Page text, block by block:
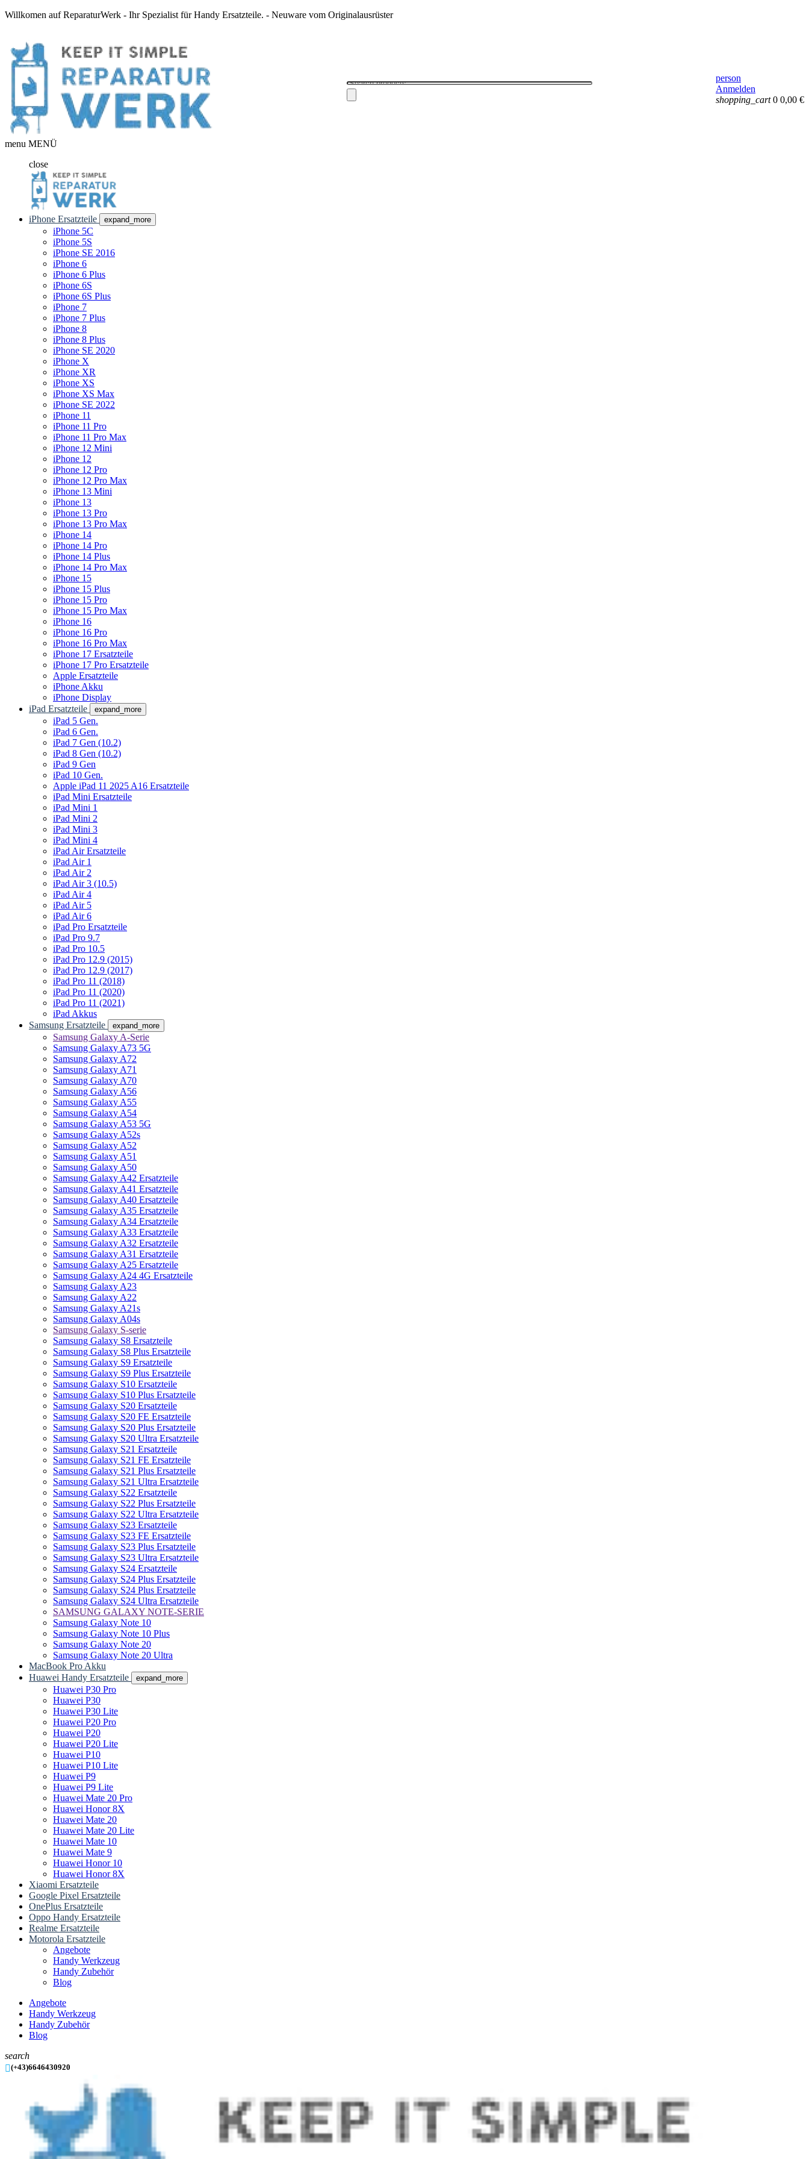
Willkomen auf ReparaturWerk - Ihr Spezialist für Handy Ersatzteile. - Neuware vom Originalausrüster
person
Anmelden
shopping_cart 0 0,00 €
menu MENÜ
close
iPhone Ersatzteile expand_more
iPhone 5C
iPhone 5S
iPhone SE 2016
iPhone 6
iPhone 6 Plus
iPhone 6S
iPhone 6S Plus
iPhone 7
iPhone 7 Plus
iPhone 8
iPhone 8 Plus
iPhone SE 2020
iPhone X
iPhone XR
iPhone XS
iPhone XS Max
iPhone SE 2022
iPhone 11
iPhone 11 Pro
iPhone 11 Pro Max
iPhone 12 Mini
iPhone 12
iPhone 12 Pro
iPhone 12 Pro Max
iPhone 13 Mini
iPhone 13
iPhone 13 Pro
iPhone 13 Pro Max
iPhone 14
iPhone 14 Pro
iPhone 14 Plus
iPhone 14 Pro Max
iPhone 15
iPhone 15 Plus
iPhone 15 Pro
iPhone 15 Pro Max
iPhone 16
iPhone 16 Pro
iPhone 16 Pro Max
iPhone 17 Ersatzteile
iPhone 17 Pro Ersatzteile
Apple Ersatzteile
iPhone Akku
iPhone Display
iPad Ersatzteile
expand_more
iPad 5 Gen.
iPad 6 Gen.
iPad 7 Gen (10.2)
iPad 8 Gen (10.2)
iPad 9 Gen
iPad 10 Gen.
Apple iPad 11 2025 A16 Ersatzteile
iPad Mini Ersatzteile
iPad Mini 1
iPad Mini 2
iPad Mini 3
iPad Mini 4
iPad Air Ersatzteile
iPad Air 1
iPad Air 2
iPad Air 3 (10.5)
iPad Air 4
iPad Air 5
iPad Air 6
iPad Pro Ersatzteile
iPad Pro 9.7
iPad Pro 10.5
iPad Pro 12.9 (2015)
iPad Pro 12.9 (2017)
iPad Pro 11 (2018)
iPad Pro 11 (2020)
iPad Pro 11 (2021)
iPad Akkus
Samsung Ersatzteile
expand_more
Samsung Galaxy A-Serie
Samsung Galaxy A73 5G
Samsung Galaxy A72
Samsung Galaxy A71
Samsung Galaxy A70
Samsung Galaxy A56
Samsung Galaxy A55
Samsung Galaxy A54
Samsung Galaxy A53 5G
Samsung Galaxy A52s
Samsung Galaxy A52
Samsung Galaxy A51
Samsung Galaxy A50
Samsung Galaxy A42 Ersatzteile
Samsung Galaxy A41 Ersatzteile
Samsung Galaxy A40 Ersatzteile
Samsung Galaxy A35 Ersatzteile
Samsung Galaxy A34 Ersatzteile
Samsung Galaxy A33 Ersatzteile
Samsung Galaxy A32 Ersatzteile
Samsung Galaxy A31 Ersatzteile
Samsung Galaxy A25 Ersatzteile
Samsung Galaxy A24 4G Ersatzteile
Samsung Galaxy A23
Samsung Galaxy A22
Samsung Galaxy A21s
Samsung Galaxy A04s
Samsung Galaxy S-serie
Samsung Galaxy S8 Ersatzteile
Samsung Galaxy S8 Plus Ersatzteile
Samsung Galaxy S9 Ersatzteile
Samsung Galaxy S9 Plus Ersatzteile
Samsung Galaxy S10 Ersatzteile
Samsung Galaxy S10 Plus Ersatzteile
Samsung Galaxy S20 Ersatzteile
Samsung Galaxy S20 FE Ersatzteile
Samsung Galaxy S20 Plus Ersatzteile
Samsung Galaxy S20 Ultra Ersatzteile
Samsung Galaxy S21 Ersatzteile
Samsung Galaxy S21 FE Ersatzteile
Samsung Galaxy S21 Plus Ersatzteile
Samsung Galaxy S21 Ultra Ersatzteile
Samsung Galaxy S22 Ersatzteile
Samsung Galaxy S22 Plus Ersatzteile
Samsung Galaxy S22 Ultra Ersatzteile
Samsung Galaxy S23 Ersatzteile
Samsung Galaxy S23 FE Ersatzteile
Samsung Galaxy S23 Plus Ersatzteile
Samsung Galaxy S23 Ultra Ersatzteile
Samsung Galaxy S24 Ersatzteile
Samsung Galaxy S24 Plus Ersatzteile
Samsung Galaxy S24 Plus Ersatzteile
Samsung Galaxy S24 Ultra Ersatzteile
SAMSUNG GALAXY NOTE-SERIE
Samsung Galaxy Note 10
Samsung Galaxy Note 10 Plus
Samsung Galaxy Note 20
Samsung Galaxy Note 20 Ultra
MacBook Pro Akku
Huawei Handy Ersatzteile
expand_more
Huawei P30 Pro
Huawei P30
Huawei P30 Lite
Huawei P20 Pro
Huawei P20
Huawei P20 Lite
Huawei P10
Huawei P10 Lite
Huawei P9
Huawei P9 Lite
Huawei Mate 20 Pro
Huawei Honor 8X
Huawei Mate 20
Huawei Mate 20 Lite
Huawei Mate 10
Huawei Mate 9
Huawei Honor 10
Huawei Honor 8X
Xiaomi Ersatzteile
Google Pixel Ersatzteile
OnePlus Ersatzteile
Oppo Handy Ersatzteile
Realme Ersatzteile
Motorola Ersatzteile
Angebote
Handy Werkzeug
Handy Zubehör
Blog
Angebote
Handy Werkzeug
Handy Zubehör
Blog
search
(+43)6646430920